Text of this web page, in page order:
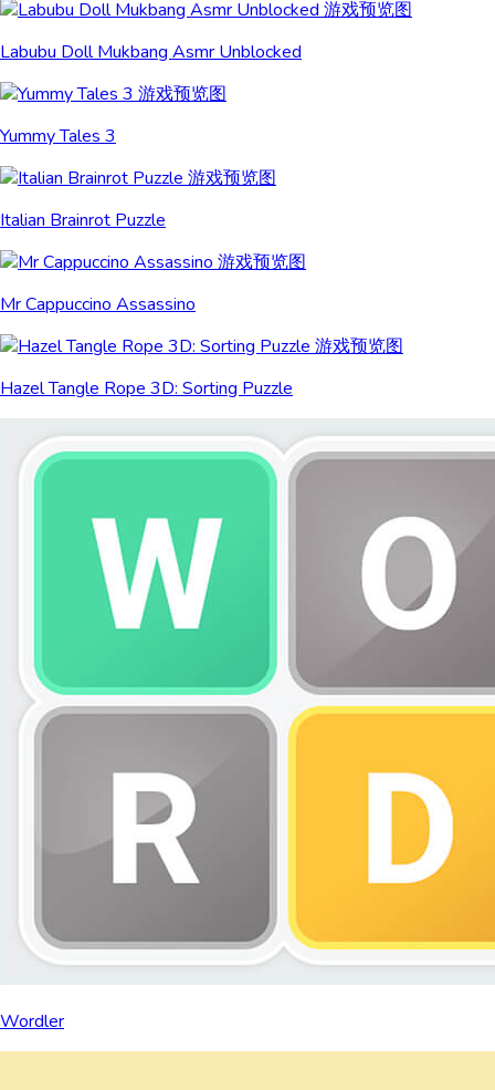
Labubu Doll Mukbang Asmr Unblocked
Yummy Tales 3
Italian Brainrot Puzzle
Mr Cappuccino Assassino
Hazel Tangle Rope 3D: Sorting Puzzle
Wordler